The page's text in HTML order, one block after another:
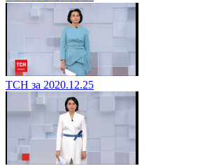
ТСН за 2020.12.25